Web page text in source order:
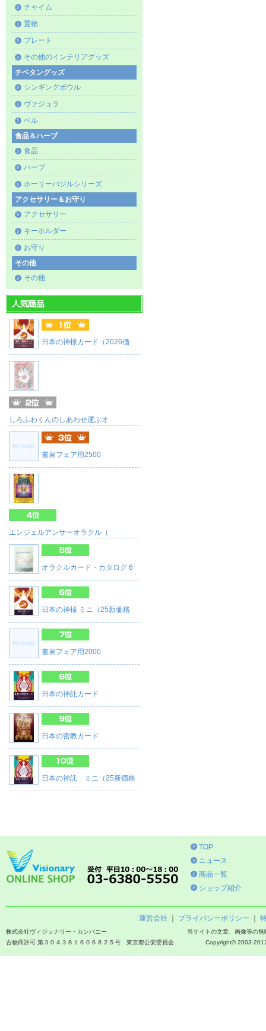
チャイム
置物
プレート
その他のインテリアグッズ
チベタングッズ
シンギングボウル
ヴァジュラ
ベル
食品＆ハーブ
食品
ハーブ
ホーリーバジルシリーズ
アクセサリー＆お守り
アクセサリー
キーホルダー
お守り
その他
その他
日本の神様カード（2026価
しろふわくんのしあわせ運ぶオ
書泉フェア用2500
エンジェルアンサーオラクル（
オラクルカード・カタログ 6
日本の神様 ミニ（25新価格
書泉フェア用2000
日本の神託カード
日本の密教カード
日本の神託 ミニ（25新価格
TOP
ニュース
商品一覧
ショップ紹介
運営会社 プライバシーポリシー
当サイトの文章、画像等の
Copyright© 2003-
株式会社ヴィジョナリー・カンパニー
古物商許可 第３０４３８１６０６８２５号 東京都公安委員会